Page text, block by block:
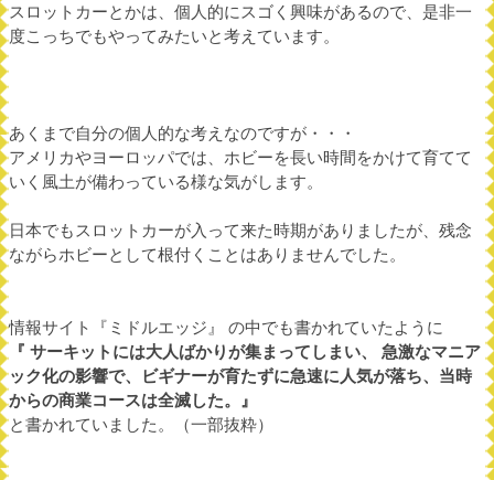
スロットカーとかは、個人的にスゴく興味があるので、是非一
度こっちでもやってみたいと考えています。
あくまで自分の個人的な考えなのですが・・・
アメリカやヨーロッパでは、ホビーを長い時間をかけて育てて
いく風土が備わっている様な気がします。
日本でもスロットカーが入って来た時期がありましたが、残念
ながらホビーとして根付くことはありませんでした。
情報サイト『ミドルエッジ』 の中でも書かれていたように
『 サーキットには大人ばかりが集まってしまい、
急激なマニア
ック化の影響で、ビギナーが育たずに急速に人気が落ち、当時
からの商業コースは全滅した。』
と書かれていました。（一部抜粋）